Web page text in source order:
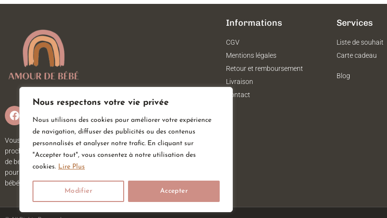
Nous respectons votre vie privée
Nous utilisons des cookies pour améliorer votre expérience
de navigation, diffuser des publicités ou des contenus
personnalisés et analyser notre trafic. En cliquant sur
"Accepter tout", vous consentez à notre utilisation des
cookies. Lire Plus
Modifier Accepter
Vous attendez un heureux événement ou vous ou vos
proches viennent d’accueillir un petit trésor ? Sur Amour
de bébé, vous trouverez tout ce dont vous avez besoin
pour votre bébé. Nous avons une large gamme d’articles
bébé au meilleur prix pour votre plus grand bonheur.
Informations
CGV
Mentions légales
Retour et remboursement
Livraison
Contact
Services
Liste de souhait
Carte cadeau
Blog